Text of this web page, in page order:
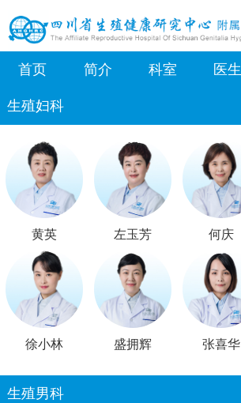
首页 简介 科室 医生
新闻
生殖妇科
黄英 左玉芳 何庆
徐小林 盛拥辉 张喜华
生殖男科